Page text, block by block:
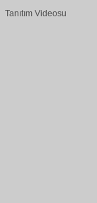
Tanıtım Videosu